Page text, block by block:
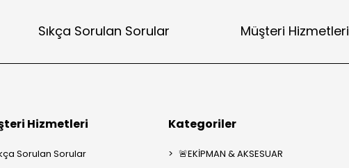
Sıkça Sorulan Sorular Müşteri Hizmetleri
Hizmetleri
Sorulan Sorular
Kategoriler
🚨EKİPMAN & AKSESUAR